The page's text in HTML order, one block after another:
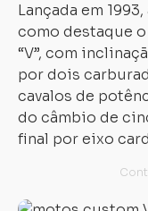
Lançada em
como destaque
“V”, com
por dois
cavalos de
do câmbio de
final por eixo